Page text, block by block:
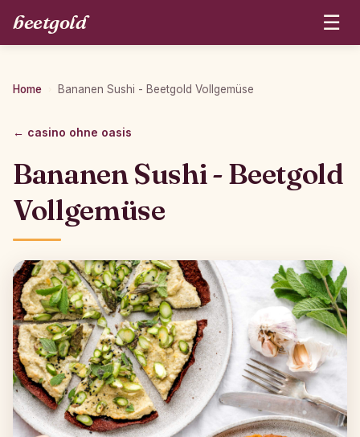
beetgold ☰
Home Bananen Sushi - Beetgold Vollgemüse
← casino ohne oasis
Bananen Sushi - Beetgold
Vollgemüse